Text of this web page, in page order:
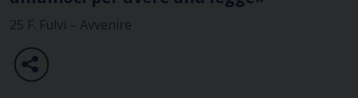
25 F. Fulvi – Avvenire